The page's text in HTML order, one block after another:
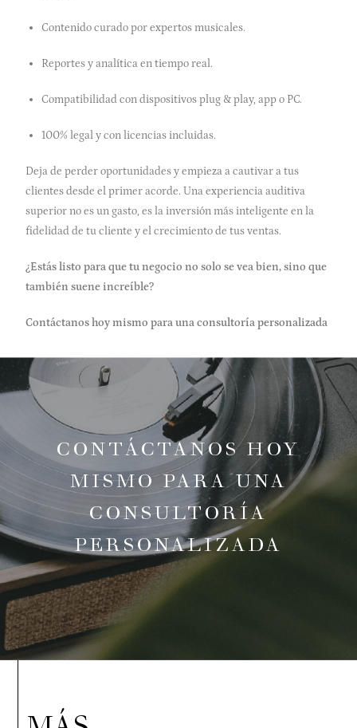
Contenido curado por expertos musicales.
Reportes y analítica en tiempo real.
Compatibilidad con dispositivos plug & play, app o PC.
100% legal y con licencias incluidas.
Deja de perder oportunidades y empieza a cautivar a tus
clientes desde el primer acorde. Una experiencia auditiva
superior no es un gasto, es la inversión más inteligente en la
fidelidad de tu cliente y el crecimiento de tus ventas.
¿Estás listo para que tu negocio no solo se vea bien, sino que
también suene increíble?
Contáctanos hoy mismo para una consultoría personalizada
CONTÁCTANOS HOY
MISMO PARA UNA
CONSULTORÍA
PERSONALIZADA